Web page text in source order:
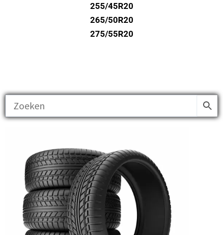
255/45R20
265/50R20
275/55R20